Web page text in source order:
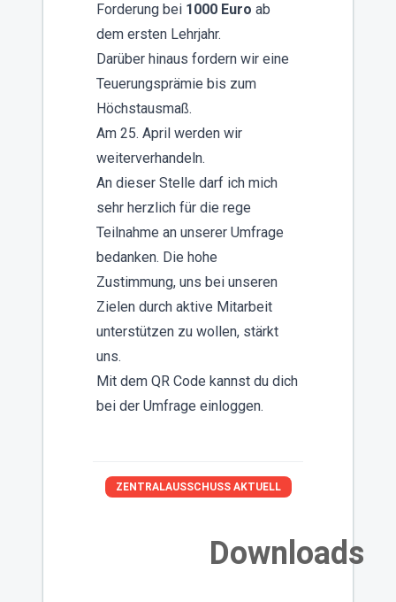
Forderung bei 1000 Euro ab
dem ersten Lehrjahr.
Darüber hinaus fordern wir eine
Teuerungsprämie bis zum
Höchstausmaß.
Am 25. April werden wir
weiterverhandeln.
An dieser Stelle darf ich mich
sehr herzlich für die rege
Teilnahme an unserer Umfrage
bedanken. Die hohe
Zustimmung, uns bei unseren
Zielen durch aktive Mitarbeit
unterstützen zu wollen, stärkt
uns.
Mit dem QR Code kannst du dich
bei der Umfrage einloggen.
ZENTRALAUSSCHUSS AKTUELL
Downloads